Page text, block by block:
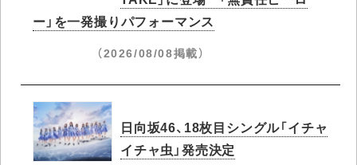
ー」を一発撮りパフォーマンス
（2026/08/08掲載）
日向坂46、18枚目シングル「イチャ
イチャ虫」発売決定